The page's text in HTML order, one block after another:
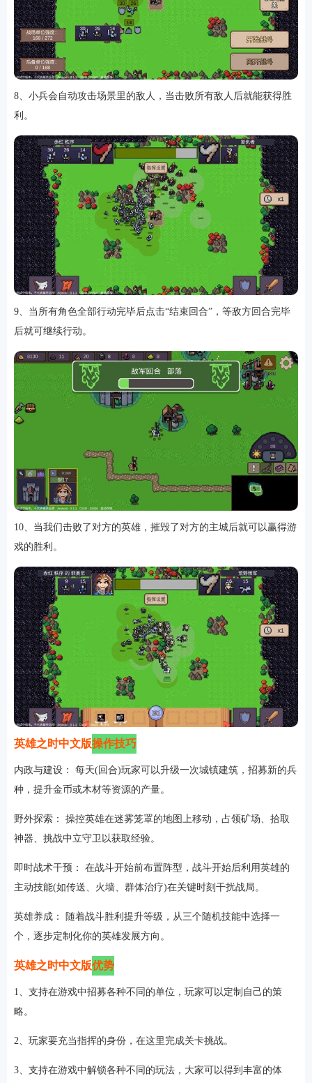
8、小兵会自动攻击场景里的敌人，当击败所有敌人后就能获得胜
利。
9、当所有角色全部行动完毕后点击“结束回合”，等敌方回合完毕
后就可继续行动。
10、当我们击败了对方的英雄，摧毁了对方的主城后就可以赢得游
戏的胜利。
英雄之时中文版操作技巧
内政与建设： 每天(回合)玩家可以升级一次城镇建筑，招募新的兵
种，提升金币或木材等资源的产量。
野外探索： 操控英雄在迷雾笼罩的地图上移动，占领矿场、拾取
神器、挑战中立守卫以获取经验。
即时战术干预： 在战斗开始前布置阵型，战斗开始后利用英雄的
主动技能(如传送、火墙、群体治疗)在关键时刻干扰战局。
英雄养成： 随着战斗胜利提升等级，从三个随机技能中选择一
个，逐步定制化你的英雄发展方向。
英雄之时中文版优势
1、支持在游戏中招募各种不同的单位，玩家可以定制自己的策
略。
2、玩家要充当指挥的身份，在这里完成关卡挑战。
3、支持在游戏中解锁各种不同的玩法，大家可以得到丰富的体